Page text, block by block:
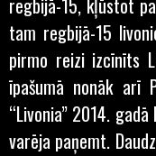
regbijā-15, kļūstot
tam regbijā-15
pirmo reizi izcīnīts
īpašumā nonāk arī
“Livonia” 2014.
varēja paņemt.